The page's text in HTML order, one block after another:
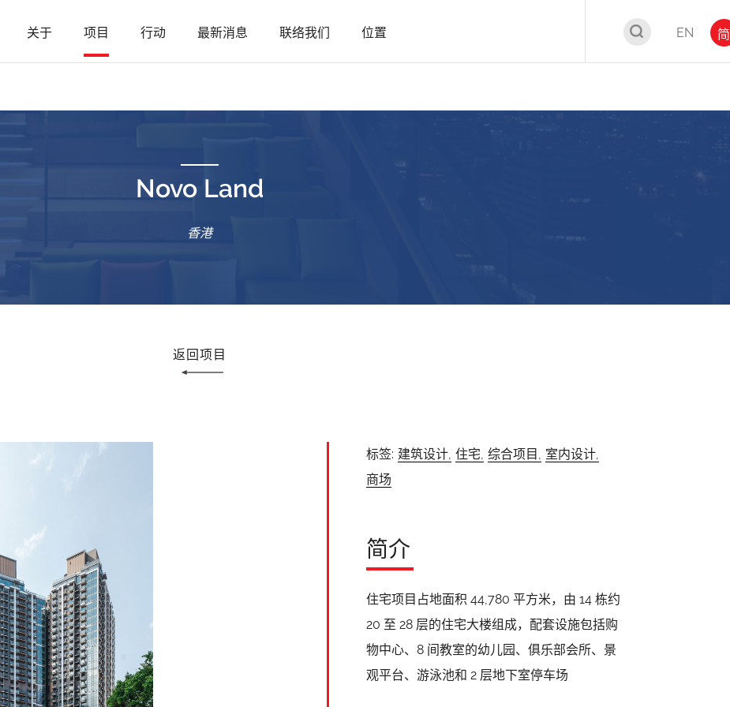
关于 项目 行动 最新消息 联络我们 位置 EN 简
Novo Land
香港
返回项目
标签: 建筑设计, 住宅, 综合项目, 室内设计,
商场
简介
住宅项目占地面积 44,780 平方米，由 14 栋约
20 至 28 层的住宅大楼组成，配套设施包括购
物中心、8 间教室的幼儿园、俱乐部会所、景
观平台、游泳池和 2 层地下室停车场